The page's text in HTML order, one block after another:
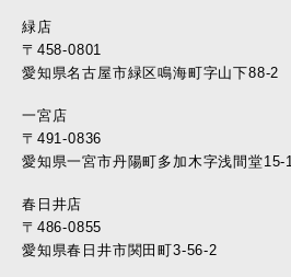
緑店
〒458-0801
愛知県名古屋市緑区鳴海町字山下88-2
一宮店
〒491-0836
愛知県一宮市丹陽町多加木字浅間堂15-1
春日井店
〒486-0855
愛知県春日井市関田町3-56-2